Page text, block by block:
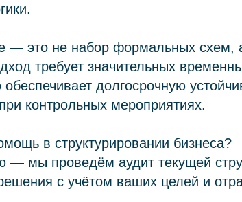
— это не набор формальных схем,
требует значительных
долгосрочную
контрольных мероприятиях.
в структурировании бизнеса?
— мы проведём аудит текущей
с учётом ваших целей и